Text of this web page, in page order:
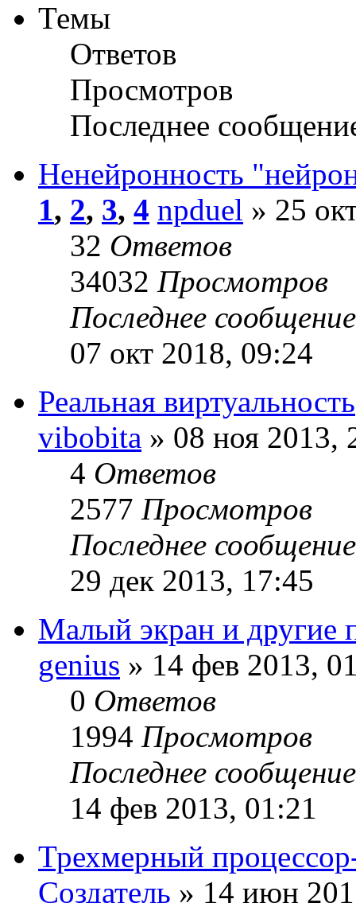
Темы
Ответов
Просмотров
Последнее
Ненейронность
1, 2, 3, 4 npduel » 25
32 Ответов
34032 Просмотров
Последнее
07 окт 2018, 09:24
Реальная виртуальность
vibobita » 08 ноя 2013,
4 Ответов
2577 Просмотров
Последнее
29 дек 2013, 17:45
Малый экран и другие
genius » 14 фев 2013,
0 Ответов
1994 Просмотров
Последнее
14 фев 2013, 01:21
Трехмерный
Создатель » 14 июн